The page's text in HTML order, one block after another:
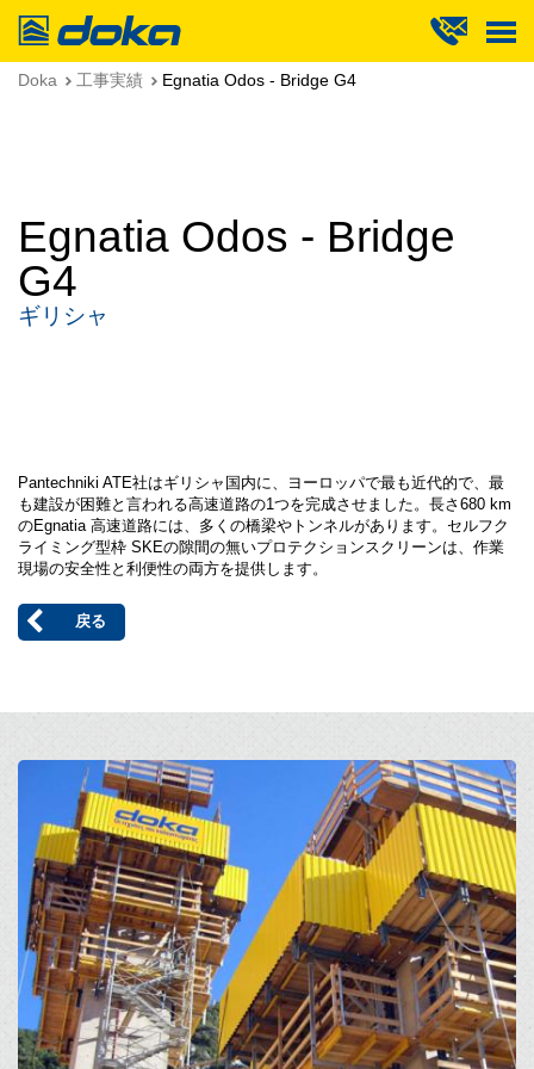
Doka
Doka 工事実績 Egnatia Odos - Bridge G4
Egnatia Odos - Bridge
G4
ギリシャ
Pantechniki ATE社はギリシャ国内に、ヨーロッパで最も近代的で、最
も建設が困難と言われる高速道路の1つを完成させました。長さ680 km
のEgnatia 高速道路には、多くの橋梁やトンネルがあります。セルフク
ライミング型枠 SKEの隙間の無いプロテクションスクリーンは、作業
現場の安全性と利便性の両方を提供します。
戻る